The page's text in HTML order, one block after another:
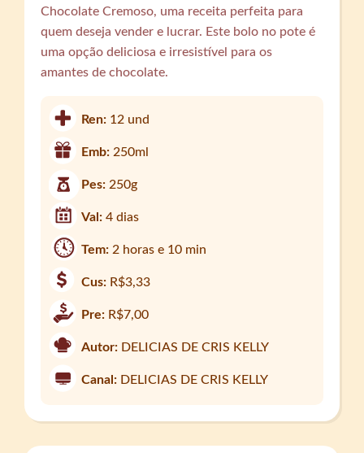
Chocolate Cremoso, uma receita perfeita para
quem deseja vender e lucrar. Este bolo no pote é
uma opção deliciosa e irresistível para os
amantes de chocolate.
Ren: 12 und
Emb:250ml
Pes:250g
Val:4 dias
Tem:2 horas e 10 min
Cus: R$3,33
Pre: R$7,00
Autor: DELICIAS DE CRIS KELLY
Canal: DELICIAS DE CRIS KELLY